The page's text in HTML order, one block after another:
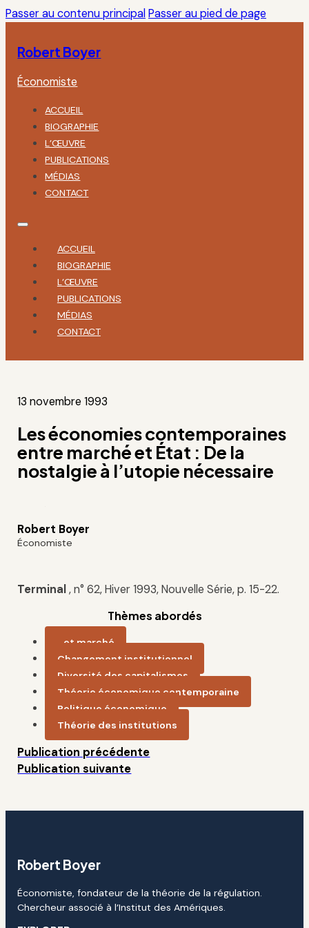
Passer au contenu principal Passer au pied de page
Robert Boyer
Économiste
ACCUEIL
BIOGRAPHIE
L’ŒUVRE
PUBLICATIONS
MÉDIAS
CONTACT
ACCUEIL
BIOGRAPHIE
L’ŒUVRE
PUBLICATIONS
MÉDIAS
CONTACT
13 novembre 1993
Les économies contemporaines
entre marché et État : De la
nostalgie à l’utopie nécessaire
Robert Boyer
Économiste
Terminal , n° 62, Hiver 1993, Nouvelle Série, p. 15-22.
Thèmes abordés
...et marché
Changement institutionnel
Diversité des capitalismes
Théorie économique contemporaine
Politique économique
Théorie des institutions
Publication précédente
Publication suivante
Robert Boyer
Économiste, fondateur de la théorie de la régulation.
Chercheur associé à l’Institut des Amériques.